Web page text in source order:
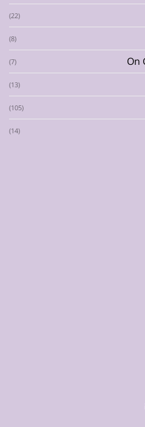
(22)
(8)
(7)
(13)
(105)
(14)